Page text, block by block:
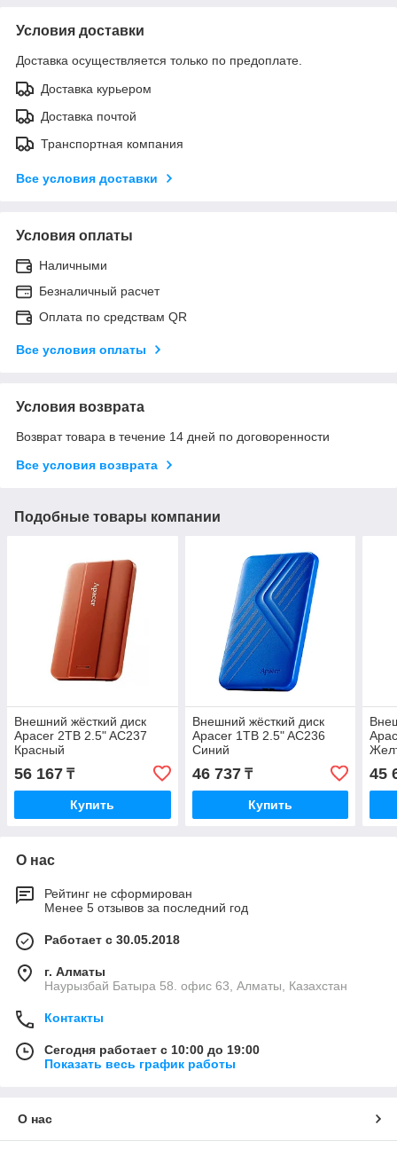
Условия доставки
Доставка осуществляется только по предоплате.
Доставка курьером
Доставка почтой
Транспортная компания
Все условия доставки
Условия оплаты
Наличными
Безналичный расчет
Оплата по средствам QR
Все условия оплаты
Условия возврата
Возврат товара в течение 14 дней по договоренности
Все условия возврата
Подобные товары компании
Внешний жёсткий диск
Apacer 2TB 2.5" AC237
Красный
56 167 ₸
Купить
Внешний жёсткий диск
Apacer 1TB 2.5" AC236
Синий
46 737₸
Купить
45
О нас
Рейтинг не сформирован
Менее 5 отзывов за последний год
Работает с 30.05.2018
г. Алматы
Наурызбай Батыра 58. офис 63, Алматы, Казахстан
Контакты
Сегодня работает с 10:00 до 19:00
Показать весь график работы
О нас